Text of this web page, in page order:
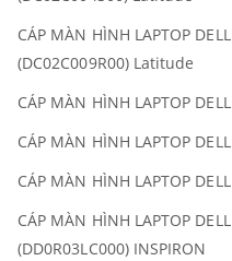
CÁP MÀN HÌNH LAPTOP DELL
(DC02C009R00) Latitude
CÁP MÀN HÌNH LAPTOP DELL
CÁP MÀN HÌNH LAPTOP DELL
CÁP MÀN HÌNH LAPTOP DELL
CÁP MÀN HÌNH LAPTOP DELL
(DD0R03LC000) INSPIRON